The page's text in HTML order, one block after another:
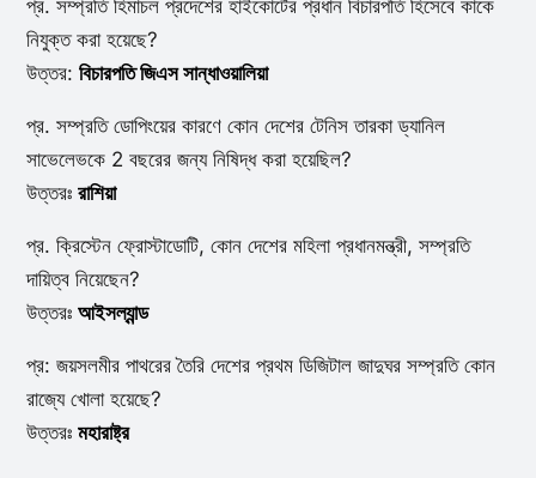
প্র. সম্প্রতি হিমাচল প্রদেশের হাইকোর্টের প্রধান বিচারপতি হিসেবে কাকে
নিযুক্ত করা হয়েছে?
উত্তর: বিচারপতি জিএস সান্ধাওয়ালিয়া
প্র. সম্প্রতি ডোপিংয়ের কারণে কোন দেশের টেনিস তারকা ড্যানিল
সাভেলেভকে 2 বছরের জন্য নিষিদ্ধ করা হয়েছিল?
উত্তরঃ রাশিয়া
প্র. ক্রিস্টেন ফ্রোস্টাডোটি, কোন দেশের মহিলা প্রধানমন্ত্রী, সম্প্রতি
দায়িত্ব নিয়েছেন?
উত্তরঃ আইসল্যান্ড
প্র: জয়সলমীর পাথরের তৈরি দেশের প্রথম ডিজিটাল জাদুঘর সম্প্রতি কোন
রাজ্যে খোলা হয়েছে?
উত্তরঃ মহারাষ্ট্র